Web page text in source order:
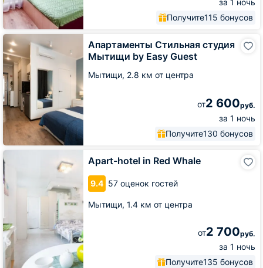
за 1 ночь
Получите115 бонусов
Апартаменты Стильная студия
Мытищи by Easy Guest
Мытищи, 2.8 км от центра
от2 600руб.
за 1 ночь
Получите130 бонусов
Апартаменты
Стильная
студия
Мытищи
by
Easy
Guest
Apart-hotel in Red Whale
9.4 57 оценок гостей
Мытищи, 1.4 км от центра
от2 700руб.
за 1 ночь
Получите135 бонусов
Apart-
hotel
in
Red
Whale